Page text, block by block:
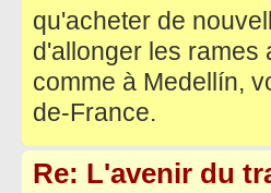
qu'acheter de
d'allonger les rames
comme à Medellín,
de-France.
Re: L'avenir du